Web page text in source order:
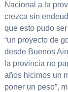
Nacional a la
crezca sin
que esto pudo
“un proyecto de
desde Buenos
la provincia no
años hicimos un
poner un peso”,